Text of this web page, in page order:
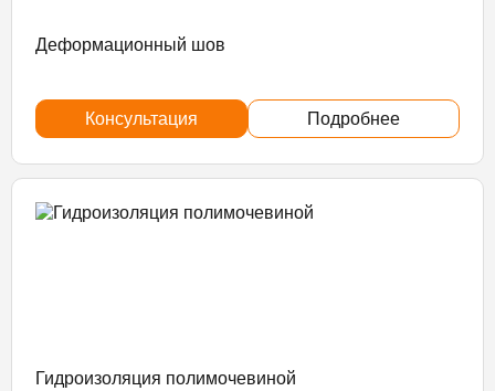
Деформационный шов
Консультация Подробнее
Гидроизоляция полимочевиной